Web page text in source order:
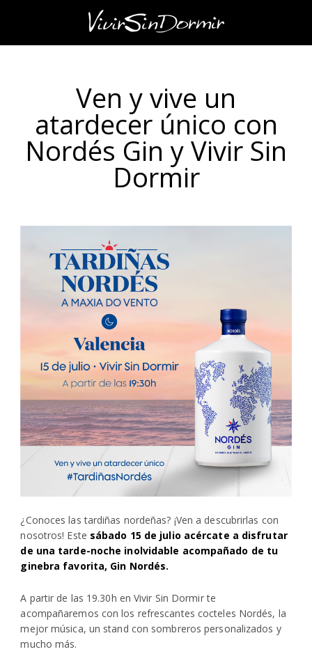
Ven y vive un
atardecer único con
Nordés Gin y Vivir Sin
Dormir
¿Conoces las tardiñas nordeñas? ¡Ven a descubrirlas con
nosotros! Este sábado 15 de julio acércate a disfrutar
de una tarde-noche inolvidable acompañado de tu
ginebra favorita, Gin Nordés.
A partir de las 19.30h en Vivir Sin Dormir te
acompañaremos con los refrescantes cocteles Nordés, la
mejor música, un stand con sombreros personalizados y
mucho más.